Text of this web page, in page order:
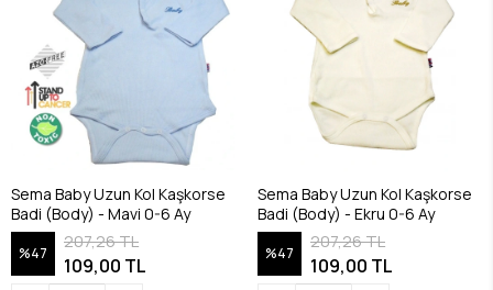
Sema Baby Uzun Kol Kaşkorse
Badi (Body) - Mavi 0-6 Ay
%47
207,26 TL
109,00 TL
Sema Baby Uzun Kol Kaşkorse
Badi (Body) - Ekru 0-6 Ay
%47
207,26 TL
109,00 TL